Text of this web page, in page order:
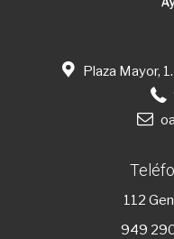
Plaza Mayor,
112
949